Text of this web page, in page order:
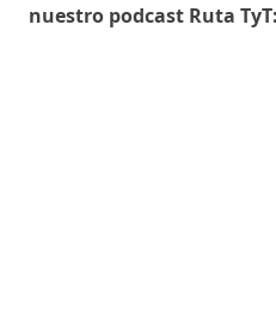
nuestro podcast Ruta TyT: